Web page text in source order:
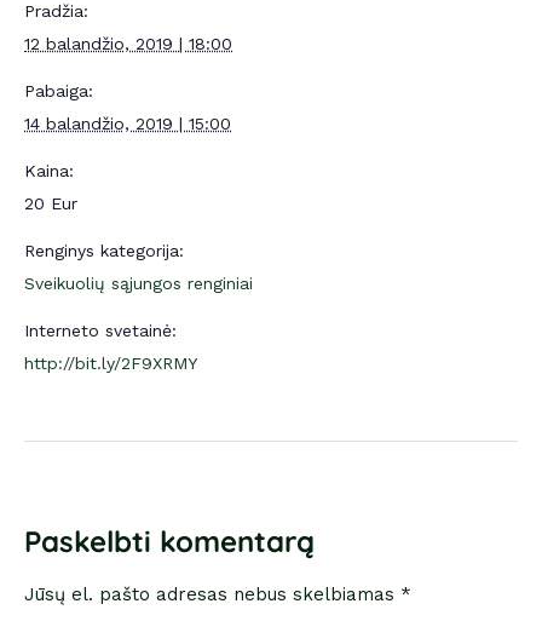
Pradžia:
12 balandžio, 2019 | 18:00
Pabaiga:
14 balandžio, 2019 | 15:00
Kaina:
20 Eur
Renginys kategorija:
Sveikuolių sąjungos renginiai
Interneto svetainė:
http://bit.ly/2F9XRMY
Paskelbti komentarą
Jūsų el. pašto adresas nebus skelbiamas *